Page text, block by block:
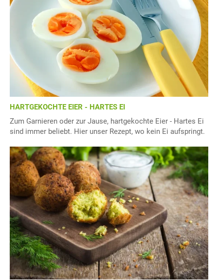
HARTGEKOCHTE EIER - HARTES EI
Zum Garnieren oder zur Jause, hartgekochte Eier - Hartes Ei
sind immer beliebt. Hier unser Rezept, wo kein Ei aufspringt.